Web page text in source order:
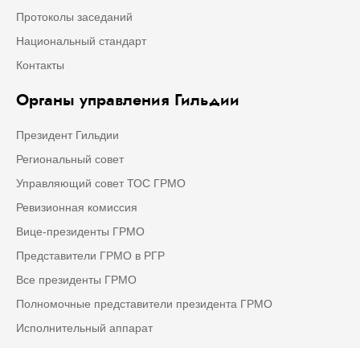
Протоколы заседаний
Национальный стандарт
Контакты
Органы управления Гильдии
Президент Гильдии
Региональный совет
Управляющий совет ТОС ГРМО
Ревизионная комиссия
Вице-президенты ГРМО
Представители ГРМО в РГР
Все президенты ГРМО
Полномочные представители президента ГРМО
Исполнительный аппарат